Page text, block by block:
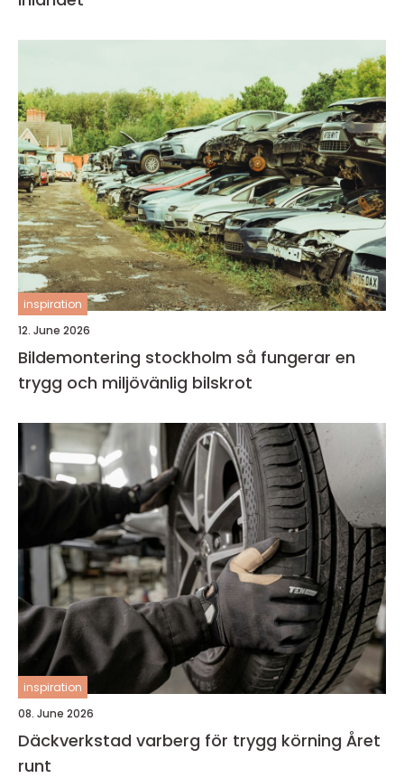
inspiration
12. June 2026
Bildemontering stockholm så fungerar en
trygg och miljövänlig bilskrot
inspiration
08. June 2026
Däckverkstad varberg för trygg körning Året
runt